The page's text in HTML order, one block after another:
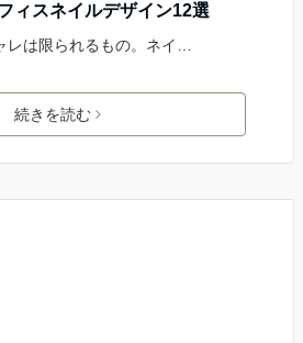
ィスネイルデザイン12選
レは限られるもの。ネイ…
続きを読む